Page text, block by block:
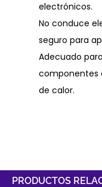
electrónicos.
No conduce
seguro para
Adecuado
componentes
de calor.
PRODUCTOS